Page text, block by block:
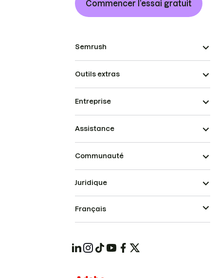
Commencer l’essai gratuit
Semrush
Outils extras
Entreprise
Assistance
Communauté
Juridique
Français